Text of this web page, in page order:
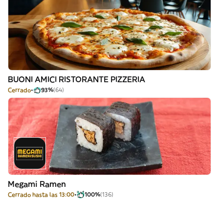
BUONI AMICI RISTORANTE PIZZERIA
Cerrado 93%(64)
Megami Ramen
Cerrado hasta las 13:00 100%(136)